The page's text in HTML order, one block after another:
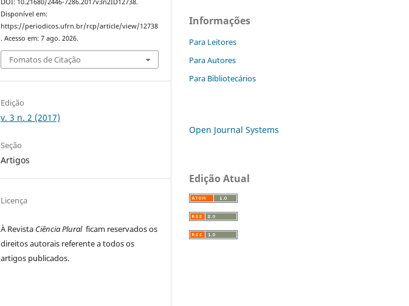
DOI: 10.21680/2446-7286.2017v3n2ID12738.
Disponível em:
https://periodicos.ufrn.br/rcp/article/view/12738
. Acesso em: 7 ago. 2026.
Fomatos de Citação
Edição
v. 3 n. 2 (2017)
Seção
Artigos
Licença
À Revista Ciência Pluralficam reservados os
direitos autorais referente a todos os
artigos publicados.
Informações
Para Leitores
Para Autores
Para Bibliotecários
Open Journal Systems
Edição Atual